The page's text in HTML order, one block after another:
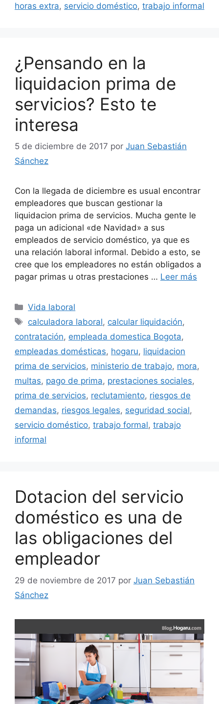
horas extra, servicio doméstico, trabajo informal
¿Pensando en la
liquidacion prima de
servicios? Esto te
interesa
5 de diciembre de 2017 por Juan Sebastián
Sánchez
Con la llegada de diciembre es usual encontrar
empleadores que buscan gestionar la
liquidacion prima de servicios. Mucha gente le
paga un adicional «de Navidad» a sus
empleados de servicio doméstico, ya que es
una relación laboral informal. Debido a esto, se
cree que los empleadores no están obligados a
pagar primas u otras prestaciones … Leer más
Categorías
Vida laboral
Etiquetas
calculadora laboral, calcular liquidación,
contratación, empleada domestica Bogota,
empleadas domésticas, hogaru, liquidacion
prima de servicios, ministerio de trabajo, mora,
multas, pago de prima, prestaciones sociales,
prima de servicios, reclutamiento, riesgos de
demandas, riesgos legales, seguridad social,
servicio doméstico, trabajo formal, trabajo
informal
Dotacion del servicio
doméstico es una de
las obligaciones del
empleador
29 de noviembre de 2017 por Juan Sebastián
Sánchez